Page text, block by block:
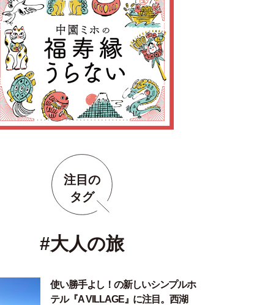
注目の
タグ
#大人の旅
使い勝手よし！の新しいシンプルホ
テル『A VILLAGE』に注目。西湖